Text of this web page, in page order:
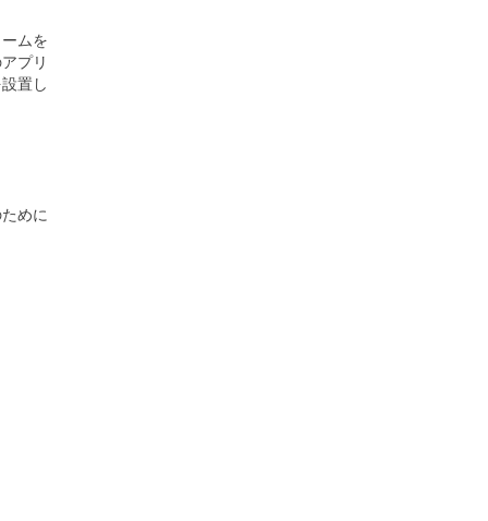
ムを
プリ
置し
めに